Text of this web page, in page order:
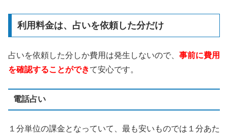
利用料金は、占いを依頼した分だけ
占いを依頼した分しか費用は発生しないので、 事前に費用
を確認することができて安心です。
電話占い
１分単位の課金となっていて、最も安いものでは１分あた